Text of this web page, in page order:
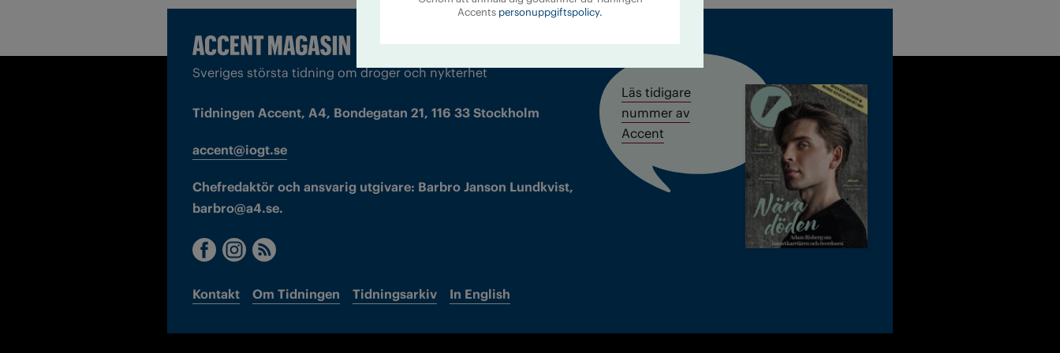
Sveriges största tidning om droger och nykterhet
Tidningen Accent, A4, Bondegatan 21, 116 33 Stockholm
accent@iogt.se
Chefredaktör och ansvarig utgivare: Barbro Janson Lundkvist,
barbro@a4.se.
Kontakt Om Tidningen Tidningsarkiv In English
Läs tidigare
nummer av
Accent
Accents personuppgiftspolicy.